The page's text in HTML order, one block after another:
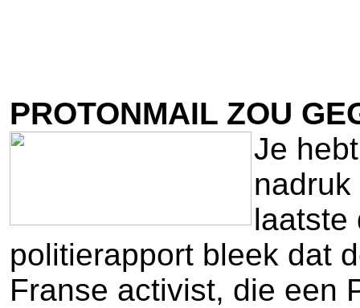
PROTONMAIL ZOU
Je
laatste
politierapport bleek dat
Franse activist, die een